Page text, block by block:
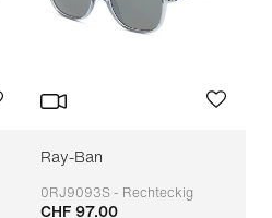
Ray-Ban
0RJ9093S - Rechteckig
CHF 97.00